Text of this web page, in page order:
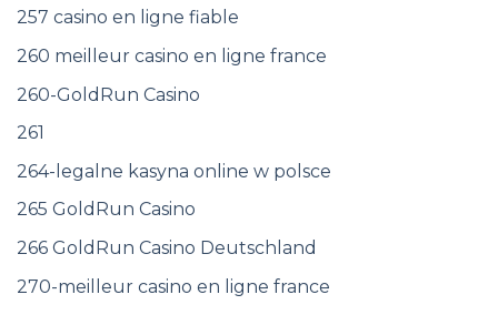
257 casino en ligne fiable
260 meilleur casino en ligne france
260-GoldRun Casino
261
264-legalne kasyna online w polsce
265 GoldRun Casino
266 GoldRun Casino Deutschland
270-meilleur casino en ligne france